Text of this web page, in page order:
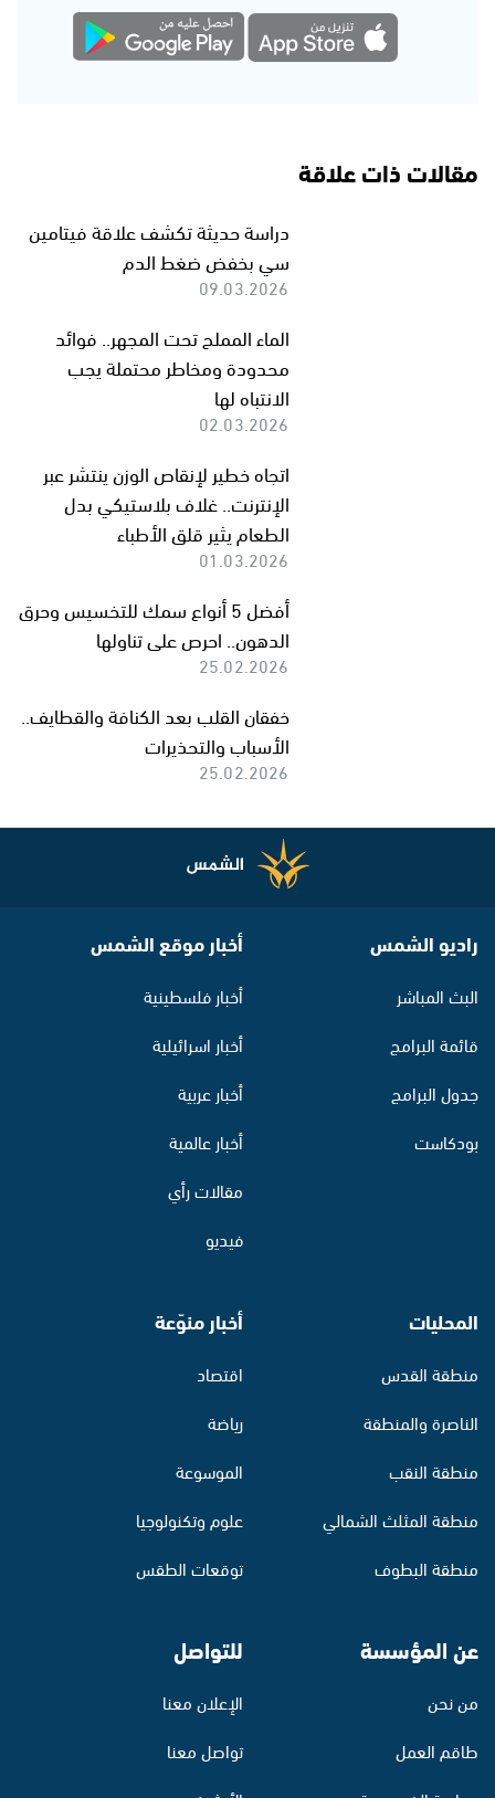
مقالات ذات علاقة
دراسة حديثة تكشف علاقة فيتامين
سي بخفض ضغط الدم
09.03.2026
الماء المملح تحت المجهر.. فوائد
محدودة ومخاطر محتملة يجب
الانتباه لها
02.03.2026
اتجاه خطير لإنقاص الوزن ينتشر عبر
الإنترنت.. غلاف بلاستيكي بدل
الطعام يثير قلق الأطباء
01.03.2026
أفضل 5 أنواع سمك للتخسيس وحرق
الدهون.. احرص على تناولها
25.02.2026
خفقان القلب بعد الكنافة والقطايف..
الأسباب والتحذيرات
25.02.2026
راديو الشمس
البث المباشر
قائمة البرامج
جدول البرامج
بودكاست
أخبار موقع الشمس
أخبار فلسطينية
أخبار اسرائيلية
أخبار عربية
أخبار عالمية
مقالات رأي
فيديو
المحليات
منطقة القدس
الناصرة والمنطقة
منطقة النقب
منطقة المثلث الشمالي
منطقة البطوف
أخبار منوّعة
اقتصاد
رياضة
الموسوعة
علوم وتكنولوجيا
توقعات الطقس
عن المؤسسة
من نحن
طاقم العمل
للتواصل
الإعلان معنا
تواصل معنا